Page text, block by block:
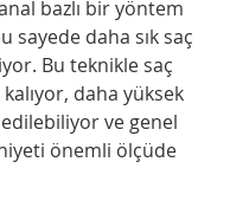
bazlı bir yöntem
sayede daha sık saç
Bu teknikle saç
daha yüksek
ve genel
önemli ölçüde